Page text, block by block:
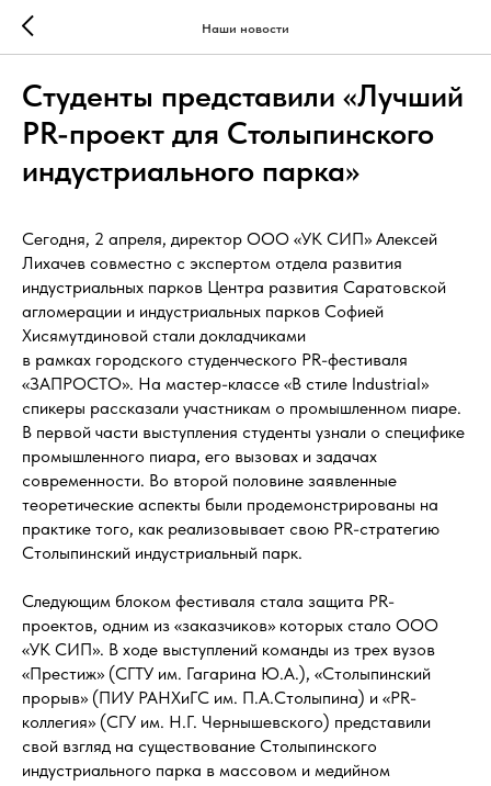
Наши новости
Студенты представили «Лучший
PR-проект для Столыпинского
индустриального парка»
Сегодня, 2 апреля, директор ООО «УК СИП» Алексей
Лихачев совместно с экспертом отдела развития
индустриальных парков Центра развития Саратовской
агломерации и индустриальных парков Софией
Хисямутдиновой стали докладчиками
в рамках городского студенческого PR-фестиваля
«ЗАПРОСТО». На мастер-классе «В стиле Industrial»
спикеры рассказали участникам о промышленном пиаре.
В первой части выступления студенты узнали о специфике
промышленного пиара, его вызовах и задачах
современности. Во второй половине заявленные
теоретические аспекты были продемонстрированы на
практике того, как реализовывает свою PR-стратегию
Столыпинский индустриальный парк.
Следующим блоком фестиваля стала защита PR-
проектов, одним из «заказчиков» которых стало ООО
«УК СИП». В ходе выступлений команды из трех вузов
«Престиж» (СГТУ им. Гагарина Ю.А.), «Столыпинский
прорыв» (ПИУ РАНХиГС им. П.А.Столыпина) и «PR-
коллегия» (СГУ им. Н.Г. Чернышевского) представили
свой взгляд на существование Столыпинского
индустриального парка в массовом и медийном